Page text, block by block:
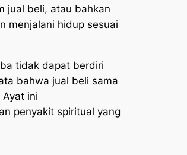
jual beli, atau bahkan
menjalani hidup sesuai
tidak dapat berdiri
bahwa jual beli sama
Ayat ini
penyakit spiritual yang